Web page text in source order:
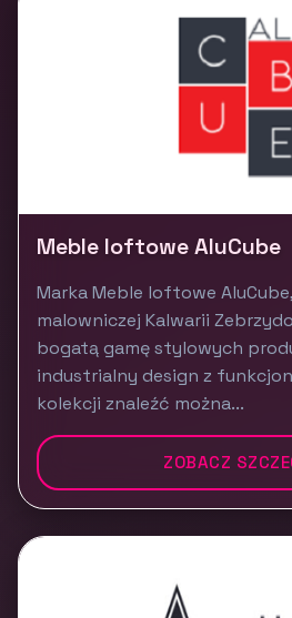
Meble loftowe AluCube
Marka Meble loftowe
malowniczej Kalwarii
bogatą gamę stylowych
industrialny design z
kolekcji znaleźć można...
ZOBACZ